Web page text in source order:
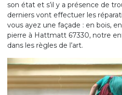
son état et s’il y a présence de
derniers vont effectuer les
vous ayez une façade : en bois,
pierre à Hattmatt 67330, notre
dans les règles de l’art.